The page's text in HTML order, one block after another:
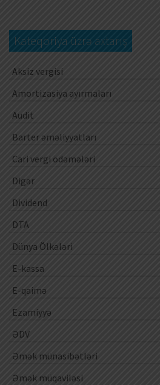
Kateqoriya üzrə axtarış
Aksiz vergisi
Amortizasiya ayırmaları
Audit
Barter əməliyyatları
Cari vergi ödəmələri
Digər
Dividend
DTA
Dünya Ölkələri
E-kassa
E-qaimə
Ezamiyyə
ƏDV
Əmək münasibətləri
Əmək müqaviləsi